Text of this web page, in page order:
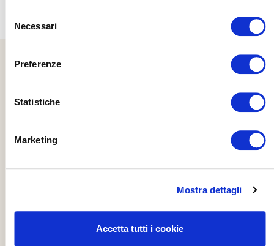
delNecessari
Preferenze
Statistiche
Marketing
Mostra dettagli
Accetta tutti i cookie